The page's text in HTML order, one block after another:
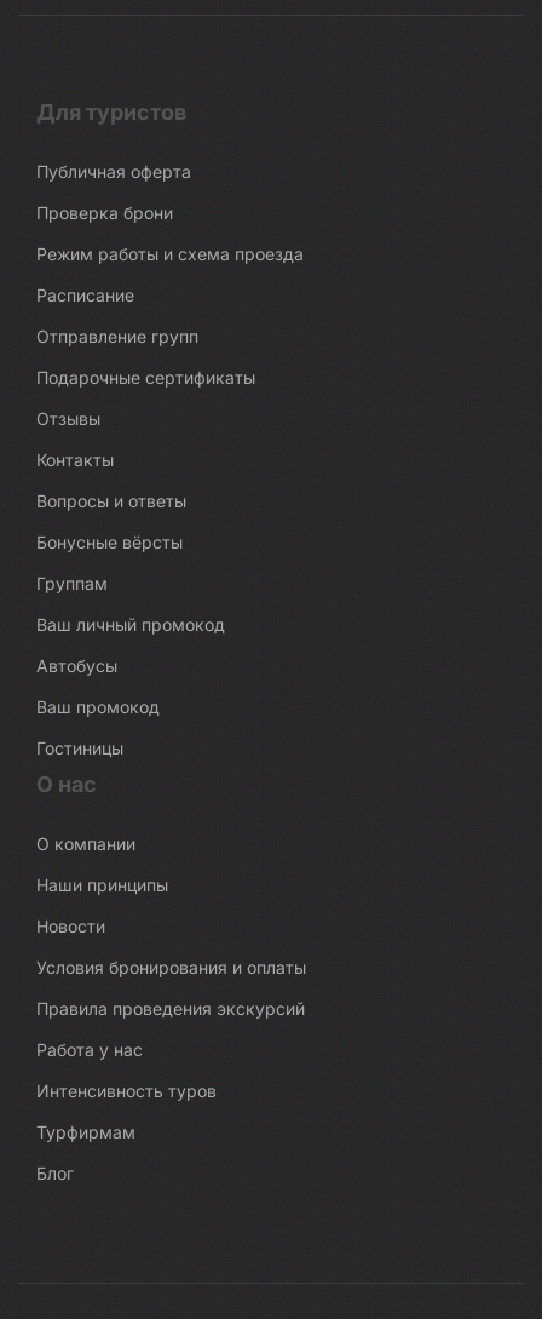
Для туристов
Публичная оферта
Проверка брони
Режим работы и схема проезда
Расписание
Отправление групп
Подарочные сертификаты
Отзывы
Контакты
Вопросы и ответы
Бонусные вёрсты
Группам
Ваш личный промокод
Автобусы
Ваш промокод
Гостиницы
О нас
О компании
Наши принципы
Новости
Условия бронирования и оплаты
Правила проведения экскурсий
Работа у нас
Интенсивность туров
Турфирмам
Блог